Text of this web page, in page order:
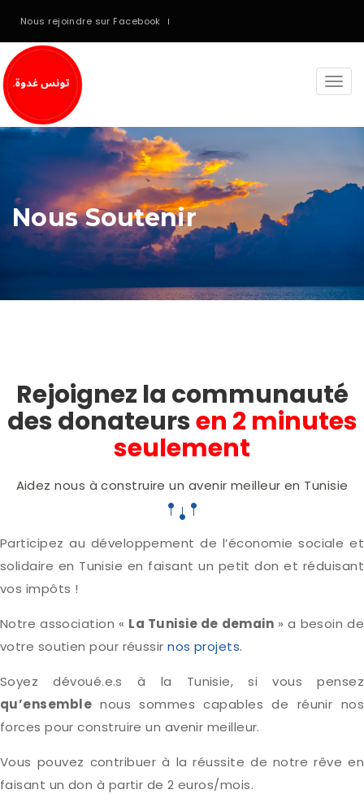
Nous rejoindre sur Facebook
Nous Soutenir
Rejoignez la communauté
des donateursen 2 minutes
seulement
Aidez nous à construire un avenir meilleur en Tunisie
Participez au développement de l’économie sociale et
solidaire en Tunisie en faisant un petit don et réduisant
vos impôts !
Notre association « La Tunisie de demain » a besoin de
votre soutien pour réussirnos projets.
Soyez dévoué.e.s à la Tunisie, si vous pensez
qu’ensemblenous sommes capables de réunir nos
forces pour construire un avenir meilleur.
Vous pouvez contribuer à la réussite de notre rêve en
faisant un don à partir de 2 euros/mois.